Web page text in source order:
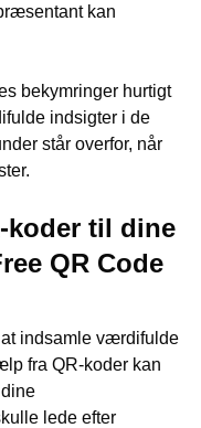
kan
bekymringer hurtigt
indsigter i de
står overfor, når
koder til dine
QR Code
indsamle værdifulde
fra QR-koder kan
lede efter